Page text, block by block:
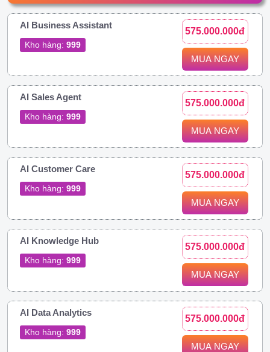
AI Business Assistant
Kho hàng: 999
575.000.000đ
MUA NGAY
AI Sales Agent
Kho hàng: 999
575.000.000đ
MUA NGAY
AI Customer Care
Kho hàng: 999
575.000.000đ
MUA NGAY
AI Knowledge Hub
Kho hàng: 999
575.000.000đ
MUA NGAY
AI Data Analytics
Kho hàng: 999
575.000.000đ
MUA NGAY